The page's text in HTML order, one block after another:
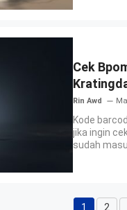
Cek
Rin Awd
Kode
jika ingin
sudah
1 2